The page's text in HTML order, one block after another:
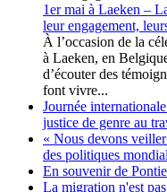
1er mai à Laeken –
leur engagement,
À l’occasion de la
à Laeken, en
d’écouter des
font vivre...
Journée
justice de genre au
« Nous devons
des politiques
En souvenir de
La migration n'est